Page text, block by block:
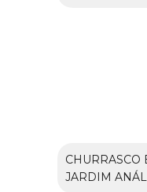
CHURRASCO
JARDIM